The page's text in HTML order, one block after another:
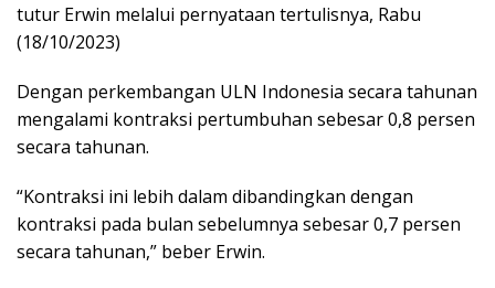
tutur Erwin melalui pernyataan tertulisnya, Rabu
(18/10/2023)
Dengan perkembangan ULN Indonesia secara tahunan
mengalami kontraksi pertumbuhan sebesar 0,8 persen
secara tahunan.
“Kontraksi ini lebih dalam dibandingkan dengan
kontraksi pada bulan sebelumnya sebesar 0,7 persen
secara tahunan,” beber Erwin.